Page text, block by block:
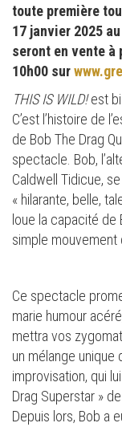
toute première
17 janvier 2025
seront en vente à
10h00 sur
THIS IS WILD!est
C’est l’histoire de
de Bob The Drag
spectacle. Bob,
Caldwell Tidicue,
« hilarante, belle,
loue la capacité de
simple mouvement
Ce spectacle
marie humour
mettra vos
un mélange
improvisation, qui
Drag Superstar »
Depuis lors, Bob a